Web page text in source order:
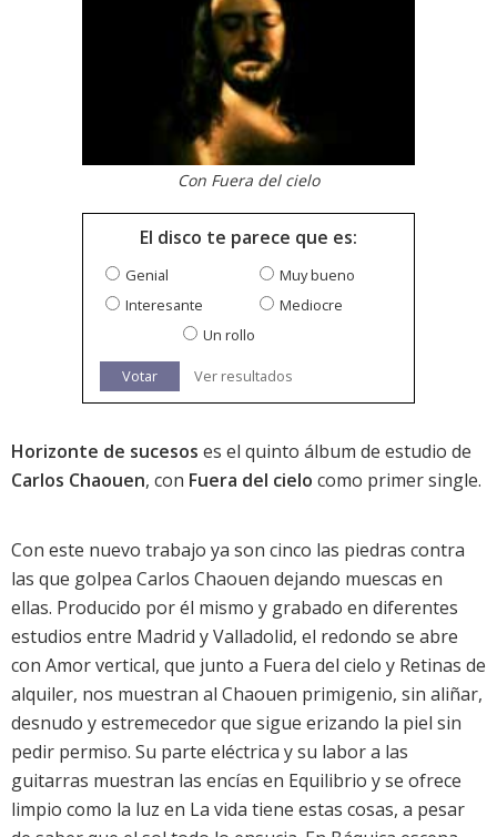
Con Fuera del cielo
El disco te parece que es:
Genial
Muy bueno
Interesante
Mediocre
Un rollo
Votar Ver resultados
Horizonte de sucesos es el quinto álbum de estudio de
Carlos Chaouen, con Fuera del cielo como primer single.
Con este nuevo trabajo ya son cinco las piedras contra
las que golpea Carlos Chaouen dejando muescas en
ellas. Producido por él mismo y grabado en diferentes
estudios entre Madrid y Valladolid, el redondo se abre
con Amor vertical, que junto a Fuera del cielo y Retinas de
alquiler, nos muestran al Chaouen primigenio, sin aliñar,
desnudo y estremecedor que sigue erizando la piel sin
pedir permiso. Su parte eléctrica y su labor a las
guitarras muestran las encías en Equilibrio y se ofrece
limpio como la luz en La vida tiene estas cosas, a pesar